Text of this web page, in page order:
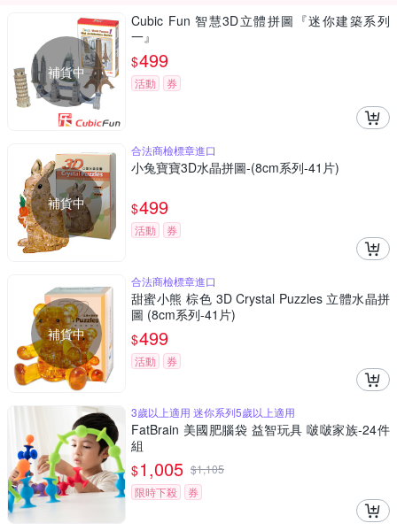
補貨中
Cubic Fun 智慧3D立體拼圖『迷你建築系列
一』
$499
活動 券
補貨中
合法商檢標章進口
小兔寶寶3D水晶拼圖-(8cm系列-41片)
$499
活動 券
補貨中
合法商檢標章進口
甜蜜小熊 棕色 3D Crystal Puzzles 立體水晶拼
圖 (8cm系列-41片)
$499
活動 券
3歲以上適用 迷你系列5歲以上適用
FatBrain 美國肥腦袋 益智玩具 啵啵家族-24件
組
$1,005 $1,105
限時下殺
券